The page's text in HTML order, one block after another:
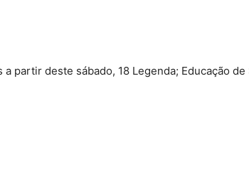
partir deste sábado, 18 Legenda; Educação